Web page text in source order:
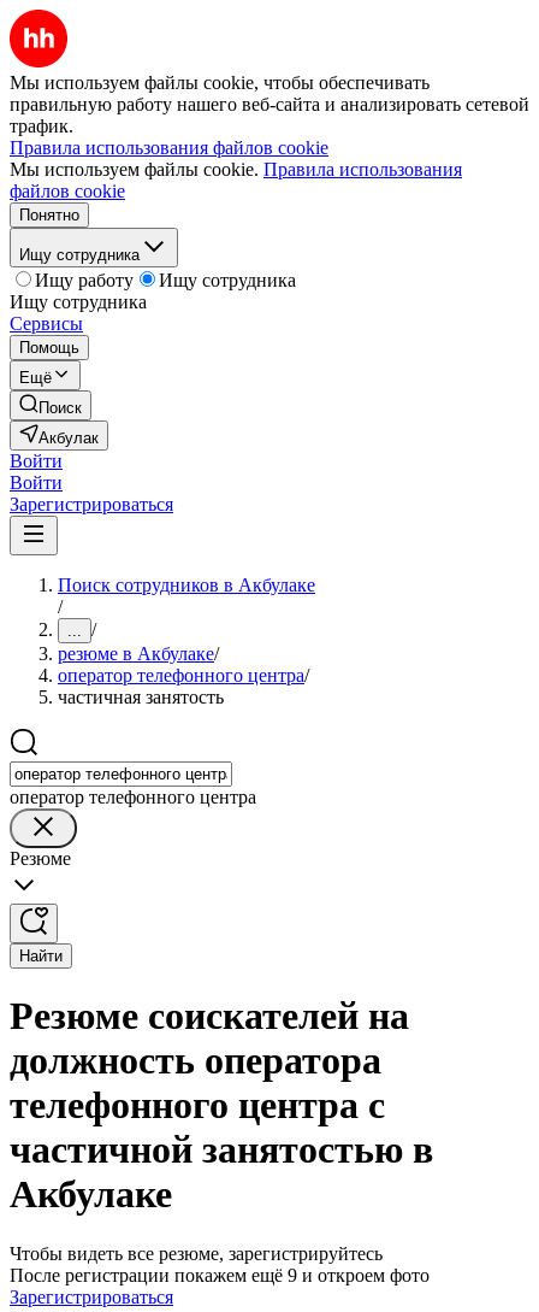
Мы используем файлы cookie, чтобы обеспечивать
правильную работу нашего веб-сайта и анализировать сетевой
трафик.
Правила использования файлов cookie
Мы используем файлы cookie. Правила использования
файлов cookie
Понятно
Ищу сотрудника
Ищу работу
Ищу сотрудника
Ищу сотрудника
Сервисы
Помощь
Ещё
Поиск
Акбулак
Войти
Войти
Зарегистрироваться
Поиск сотрудников в Акбулаке
/
... /
резюме в Акбулаке/
оператор телефонного центра/
частичная занятость
оператор телефонного центра
Резюме
Найти
Резюме соискателей на
должность оператора
телефонного центра с
частичной занятостью в
Акбулаке
Чтобы видеть все резюме, зарегистрируйтесь
После регистрации покажем ещё 9 и откроем фото
Зарегистрироваться